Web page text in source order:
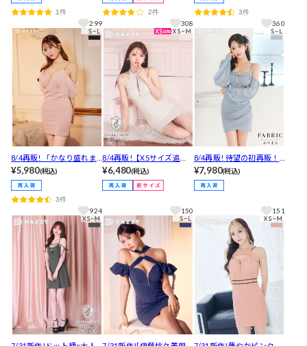
リボン柄チェックストラ
イプ襟付きミニ丈キャバ
ドレス[SML/3サイズ展開]
1件
299
ラードのAラインミニ丈キ
ャバドレス[XS~L/サイズ
展開]
2件
308
イード谷間ジップタイト
ミニ丈キャバドレス[XS～
L/4サイズ展開]
3件
360
8/4再販! 「かなり盛れま
す」の声！動くたびキラ
キラ光るチュールオフシ
ョルチェーンキャミソー
ルタイトミニ丈キャバド
レス[SML/3サイズ展開]
¥5,980(税込)
3件
924
8/4再販!【XSサイズ追
加】 上品&華やかなラメ
ツイード♪チェーンスト
ラップのアメスリタイト
M/3サイズ展開]
¥6,480(税込)
150
8/4再販! 待望の初再販！
谷間ジップ×オフショルで
大人色気♪ベルトデザイ
ンがクールに映える長袖
ス[SML/3サイズ展開]
¥7,980(税込)
151